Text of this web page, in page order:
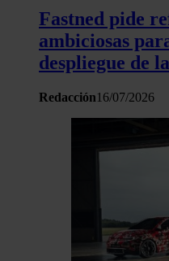
Fastned pide
ambiciosas
despliegue de
Redacción16/07/2026